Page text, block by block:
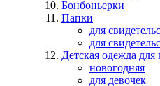
Бонбоньерки
Папки
для
для
Детская одежда для
новогодняя
для девочек